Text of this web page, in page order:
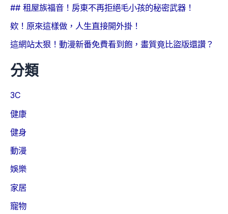
## 租屋族福音！房東不再拒絕毛小孩的秘密武器！
欸！原來這樣做，人生直接開外掛！
這網站太狠！動漫新番免費看到飽，畫質竟比盜版還讚？
分類
3C
健康
健身
動漫
娛樂
家居
寵物